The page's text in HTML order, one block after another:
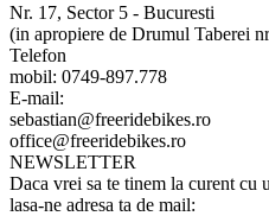
Nr. 17, Sector 5 - Bucuresti
(in apropiere de Drumul Taberei
Telefon
mobil: 0749-897.778
E-mail:
sebastian@freeridebikes.ro
office@freeridebikes.ro
NEWSLETTER
Daca vrei sa te tinem la curent cu
lasa-ne adresa ta de mail: